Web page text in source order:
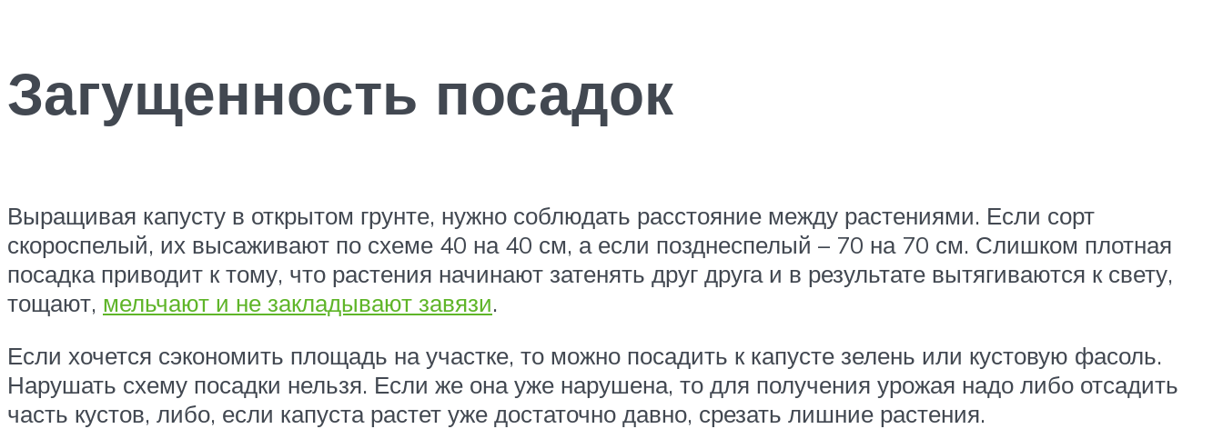
Загущенность посадок
Выращивая капусту в открытом грунте, нужно соблюдать расстояние между растениями. Если сорт
скороспелый, их высаживают по схеме 40 на 40 см, а если позднеспелый – 70 на 70 см. Слишком плотная
посадка приводит к тому, что растения начинают затенять друг друга и в результате вытягиваются к свету,
тощают, мельчают и не закладывают завязи.
Если хочется сэкономить площадь на участке, то можно посадить к капусте зелень или кустовую фасоль.
Нарушать схему посадки нельзя. Если же она уже нарушена, то для получения урожая надо либо отсадить
часть кустов, либо, если капуста растет уже достаточно давно, срезать лишние растения.